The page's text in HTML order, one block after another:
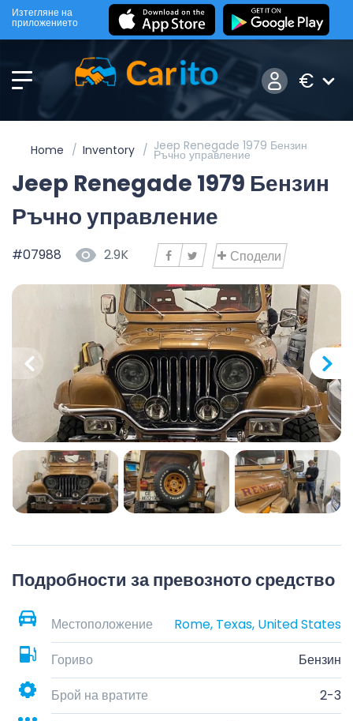
Изтегляне на
приложението
€
Home Inventory Jeep Renegade 1979 Бензин
Ръчно управление
Jeep Renegade 1979 Бензин
Ръчно управление
#07988 2.9K Сподели
Подробности за превозното средство
Местоположение
Rome, Texas, United States
Гориво
Бензин
Брой на вратите
2-3